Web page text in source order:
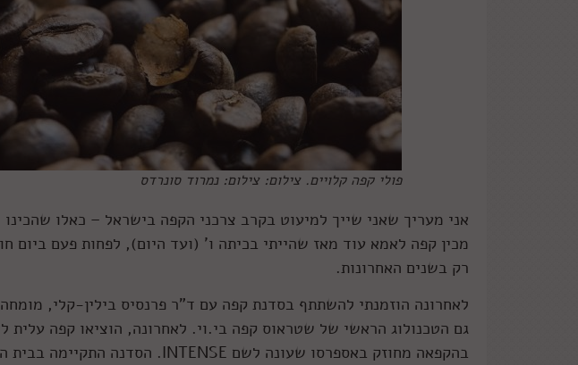
פולי קפה קלויים. צילום: צילום: נמרוד סונרדס
אני מעריך שאני שייך למיעוט בקרב צרכני הקפה בישראל – כאלו
מכין קפה לאמא עוד מאז שהייתי בכיתה ו' (ועד היום), לפחות פעם ביום
רק בשנים האחרונות.
לאחרונה הוזמנתי להשתתף בסדנת קפה עם ד"ר פרנסיס בילין-קלי,
גם הטכנולוג הראשי של שטראוס קפה בי.וי. לאחרונה, הוציאו קפה
בהקפאה מחוזק באספרסו שעונה לשם INTENSE. הסדנה התקיימה בבית היפה של השפית המוכשרת